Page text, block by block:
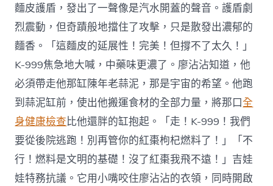
麵皮護盾，發出了一聲像是汽水開蓋的聲音。護盾劇
烈震動，但奇蹟般地擋住了攻擊，只是散發出濃郁的
麵香。「這麵皮的延展性！完美！但撐不了太久！」
K-999焦急地大喊，中藥味更濃了。廖沾沾知道，他
必須帶走他那缸陳年老蒜泥，那是宇宙的希望。他跑
到蒜泥缸前，使出他搬運食材的全部力量，將那口全
身健康檢查比他還胖的缸抱起。「走！K-999！我們
要從後院逃跑！別再管你的紅棗枸杞燃料了！」「不
行！燃料是文明的基礎！沒了紅棗我飛不遠！」吉娃
娃特務抗議。它用小嘴咬住廖沾沾的衣領，同時開啟